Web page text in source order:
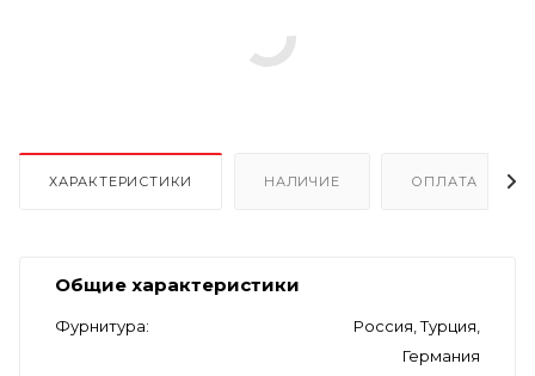
ХАРАКТЕРИСТИКИ НАЛИЧИЕ ОПЛАТА
Общие характеристики
Фурнитура
Россия, Турция,
Германия